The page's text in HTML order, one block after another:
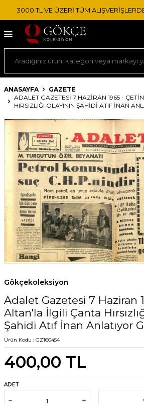
3000 TL VE ÜZERİ TÜM
ANASAYFA
GAZETE
ADALET GAZETESI 7 HAZIRAN 1965 -
HIRSIZLIĞI OLAYININ ŞAHIDI ATIF İNAN
Gökçekoleksiyon
Adalet Gazetesi 7 Haziran
Altan'la İlgili Çanta
Şahidi Atıf İnan Anlatıyor
Ürün Kodu : GZ160454
400,00 TL
ADET